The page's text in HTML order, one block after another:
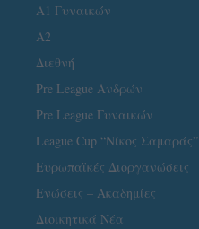
Α1 Γυναικών
A2
Διεθνή
Pre League Ανδρών
Pre League Γυναικών
League Cup “Νίκος Σαμαράς”
Ευρωπαϊκές Διοργανώσεις
Ενώσεις – Ακαδημίες
Διοικητικά Νέα